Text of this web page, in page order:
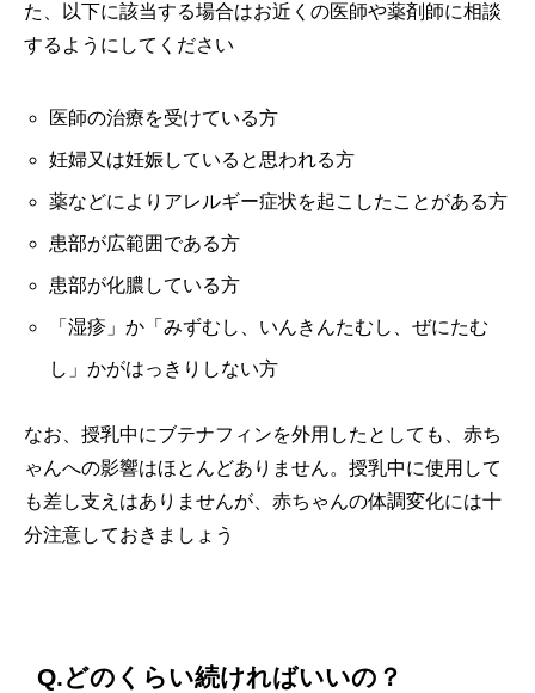
た、
以下に該当する場合はお近くの医師や薬剤師に相談
するようにしてください
医師の治療を受けている方
妊婦又は妊娠していると思われる方
薬などによりアレルギー症状を起こしたことがある方
患部が広範囲である方
患部が化膿している方
「湿疹」か「みずむし、いんきんたむし、ぜにたむ
し」かがはっきりしない方
なお、授乳中にブテナフィンを外用したとしても、赤ち
ゃんへの影響はほとんどありません。授乳中に使用して
も差し支えはありませんが、赤ちゃんの体調変化には十
分注意しておきましょう
Q.どのくらい続ければいいの？